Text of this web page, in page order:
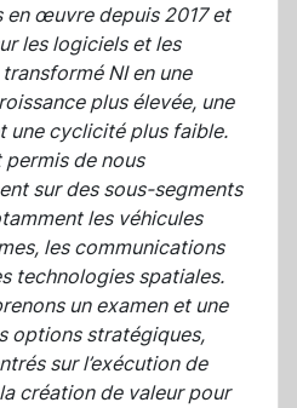
en œuvre depuis 2017 et
les logiciels et les
NI en une
plus élevée, une
une cyclicité plus faible.
de nous
sur des sous-segments
les véhicules
les communications
technologies spatiales.
un examen et une
options stratégiques,
sur l’exécution de
création de valeur pour